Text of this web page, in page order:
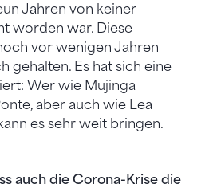
Jahren von keiner
worden war. Diese
vor wenigen Jahren
gehalten. Es hat sich eine
Wer wie Mujinga
aber auch wie Lea
es sehr weit bringen.
auch die Corona-Krise die